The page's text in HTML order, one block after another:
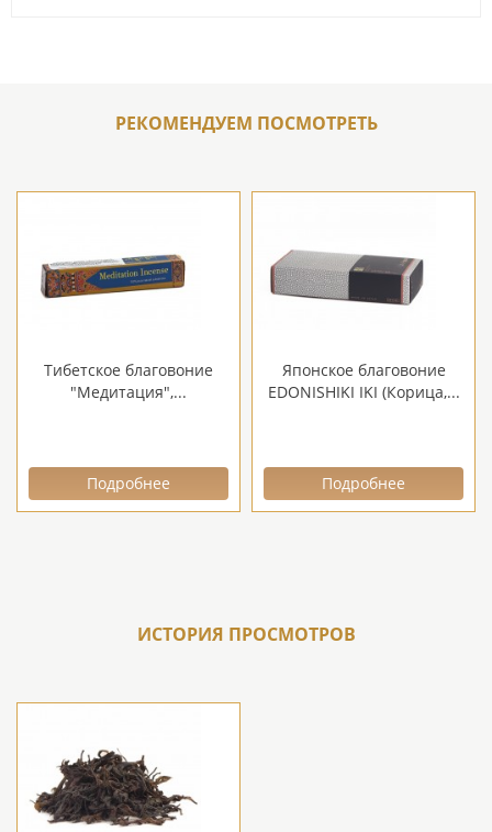
РЕКОМЕНДУЕМ ПОСМОТРЕТЬ
Тибетское благовоние
"Медитация",...
Подробнее
Японское благовоние
EDONISHIKI IKI (Корица,...
Подробнее
ИСТОРИЯ ПРОСМОТРОВ